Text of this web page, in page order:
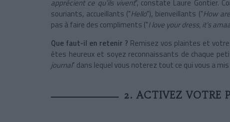
apprécient ce qu’ils vivent", constate Laure Gontier.
souriants, accueillants ("Hello"), bienveillants ("How
pas à faire des compliments ("I love your dress, it’s
Que faut-il en retenir ? Remisez vos plaintes et
êtes heureux et soyez reconnaissants de chaque
journal" dans lequel vous noterez tout ce qui vous a
2. ACTIVEZ VOTRE